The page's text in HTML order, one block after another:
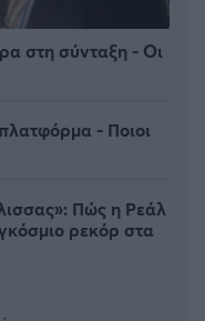
στη σύνταξη - Οι
- Ποιοι
Πώς η Ρεάλ
ρεκόρ στα